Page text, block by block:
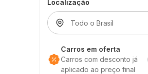
Localização
Carros em oferta
Carros com desconto já
aplicado ao preço final